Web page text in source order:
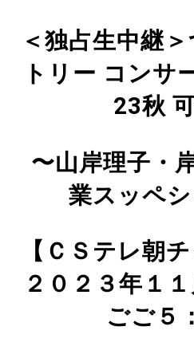
＜独占生中継
トリー コンサ
23秋
〜山岸理子・
業スッペ
【ＣＳテレ朝
２０２３年１
ごご５